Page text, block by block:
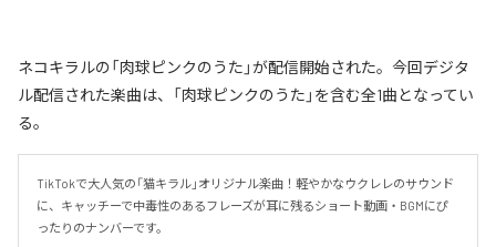
ネコキラルの「肉球ピンクのうた」が配信開始された。今回デジタ
ル配信された楽曲は、「肉球ピンクのうた」を含む全1曲となってい
る。
TikTokで大人気の「猫キラル」オリジナル楽曲！軽やかなウクレレのサウンド
に、キャッチーで中毒性のあるフレーズが耳に残るショート動画・BGMにぴ
ったりのナンバーです。